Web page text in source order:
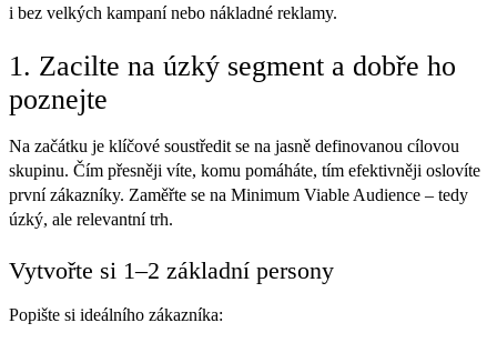
i bez velkých kampaní nebo nákladné reklamy.
1. Zacilte na úzký segment a dobře ho
poznejte
Na začátku je klíčové soustředit se na jasně definovanou cílovou
skupinu. Čím přesněji víte, komu pomáháte, tím efektivněji oslovíte
první zákazníky. Zaměřte se na Minimum Viable Audience – tedy
úzký, ale relevantní trh.
Vytvořte si 1–2 základní persony
Popište si ideálního zákazníka: